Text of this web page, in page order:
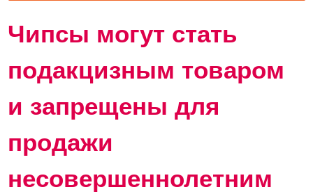
Чипсы могут стать
подакцизным товаром
и запрещены для
продажи
несовершеннолетним